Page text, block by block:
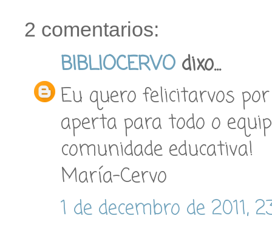
2 comentarios:
BIBLIOCERVO dixo...
Eu quero felicitarvos
aperta para todo o
comunidade educativa!
María-Cervo
1 de decembro de 2011,